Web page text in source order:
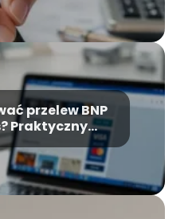
przelew BNP
Praktyczny
krok po kroku